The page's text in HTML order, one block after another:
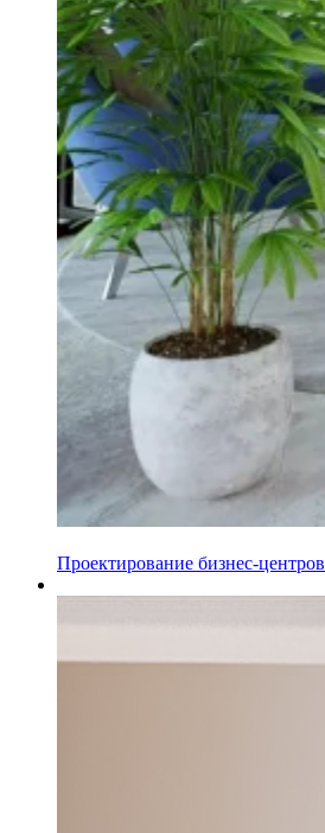
Проектирование бизнес-центров